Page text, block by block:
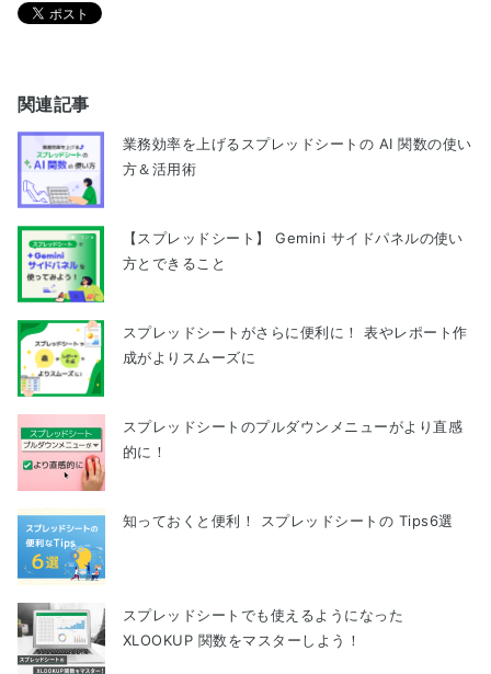
関連記事
業務効率を上げるスプレッドシートの AI 関数の使い
方＆活用術
【スプレッドシート】 Gemini サイドパネルの使い
方とできること
スプレッドシートがさらに便利に！ 表やレポート作
成がよりスムーズに
スプレッドシートのプルダウンメニューがより直感
的に！
知っておくと便利！ スプレッドシートの Tips6選
スプレッドシートでも使えるようになった
XLOOKUP 関数をマスターしよう！